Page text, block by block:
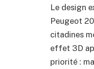
Le design
Peugeot
citadines
effet 3D
priorité :